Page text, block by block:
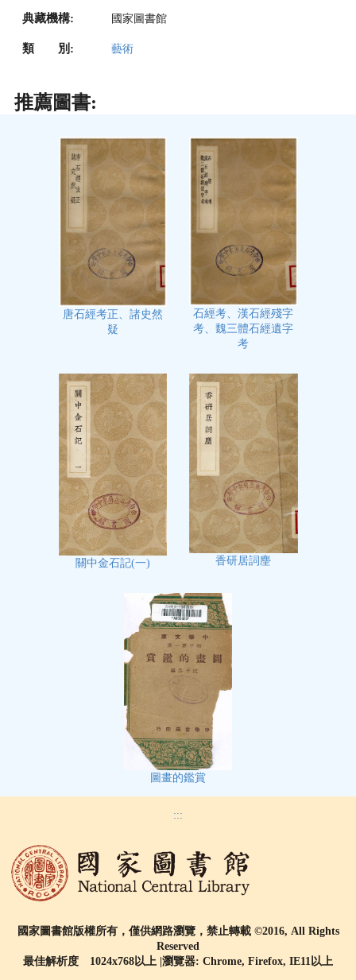
典藏機構: 國家圖書館
類 別: 藝術
推薦圖書:
唐石經考正、諸史然
疑
石經考、漢石經殘字
考、魏三體石經遺字
考
關中金石記(一) 香研居詞麈
圖畫的鑑賞
:::
國家圖書館版權所有，僅供網路瀏覽，禁止轉載 ©2016, All Rights
Reserved
最佳解析度 1024x768以上 |瀏覽器: Chrome, Firefox, IE11以上